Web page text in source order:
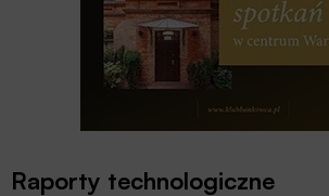
Raporty technologiczne